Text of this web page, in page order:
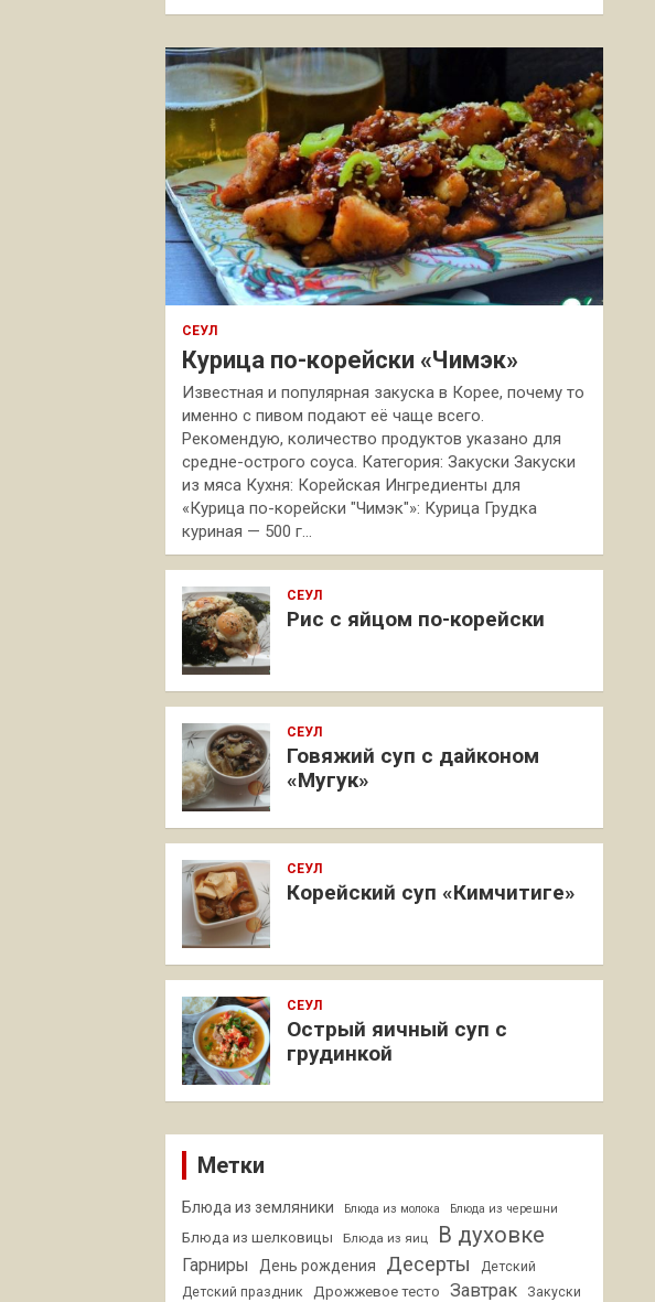
СЕУЛ
Курица по-корейски «Чимэк»
Известная и популярная закуска в Корее, почему то
именно с пивом подают её чаще всего.
Рекомендую, количество продуктов указано для
средне-острого соуса. Категория: Закуски Закуски
из мяса Кухня: Корейская Ингредиенты для
«Курица по-корейски "Чимэк"»: Курица Грудка
куриная — 500 г…
СЕУЛ
Рис с яйцом по-корейски
СЕУЛ
Говяжий суп с дайконом
«Мугук»
СЕУЛ
Корейский суп «Кимчитиге»
СЕУЛ
Острый яичный суп с
грудинкой
Метки
Блюда из земляники Блюда из молока Блюда из черешни
Блюда из шелковицы Блюда из яиц В духовке
Гарниры День рождения Десерты
Детский
Детский праздник
Дрожжевое тесто Завтрак
Закуски